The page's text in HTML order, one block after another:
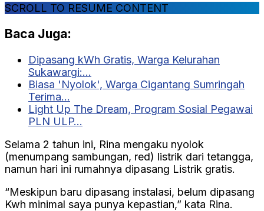
SCROLL TO RESUME CONTENT
Baca Juga:
Dipasang kWh Gratis, Warga Kelurahan
Sukawargi:…
Biasa 'Nyolok', Warga Cigantang Sumringah
Terima…
Light Up The Dream, Program Sosial Pegawai
PLN ULP…
Selama 2 tahun ini, Rina mengaku nyolok
(menumpang sambungan, red) listrik dari tetangga,
namun hari ini rumahnya dipasang Listrik gratis.
“Meskipun baru dipasang instalasi, belum dipasang
Kwh minimal saya punya kepastian,” kata Rina.